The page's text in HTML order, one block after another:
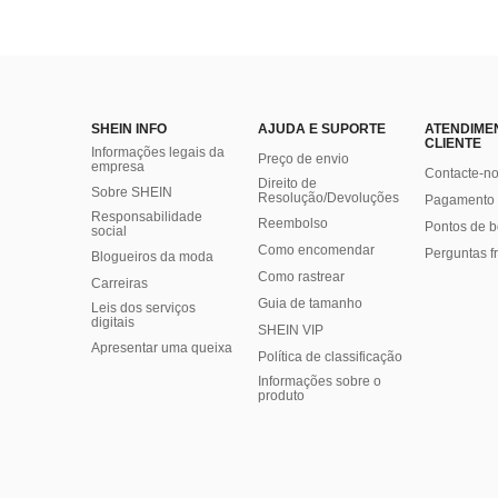
SHEIN INFO
Informações legais da
empresa
Sobre SHEIN
Responsabilidade
social
Blogueiros da moda
Carreiras
Leis dos serviços
digitais
Apresentar uma queixa
AJUDA E SUPORTE
Preço de envio
Direito de
Resolução/Devoluções
Reembolso
Como encomendar
Como rastrear
Guia de tamanho
SHEIN VIP
Política de classificação
​Informações sobre o
produto
CLIENTE
Contacte-
Pontos de
Perguntas